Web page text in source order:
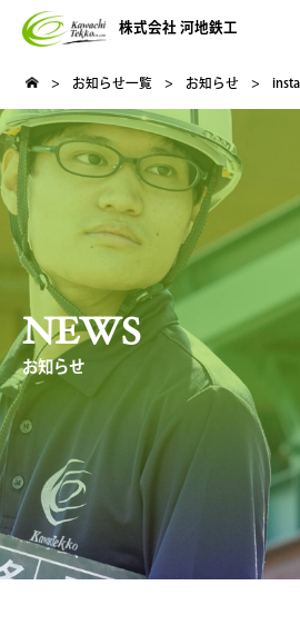
株式会社 河地鉄工
> お知らせ一覧 > お知らせ >
NEWS
お知らせ